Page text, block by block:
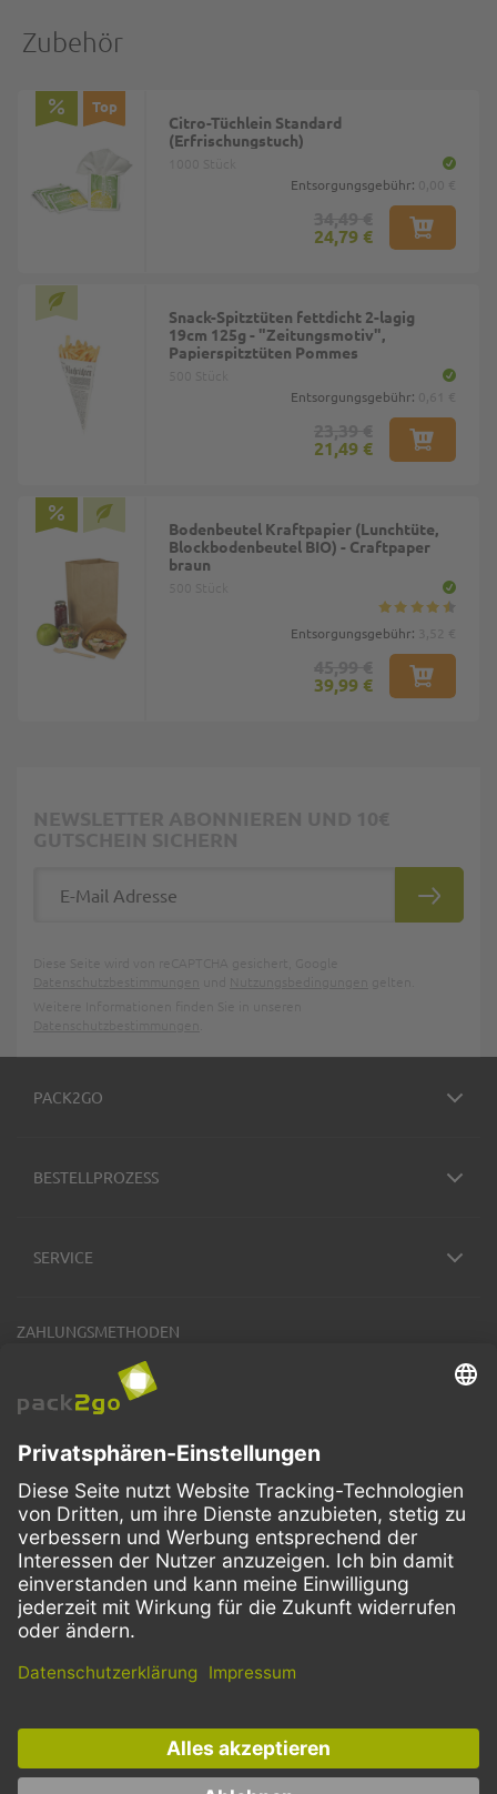
Zubehör
Top
Citro-Tüchlein Standard
(Erfrischungstuch)
Entsorgungsgebühr:
24,79 €
Snack-Spitztüten fettdicht 2-lagig
19cm 125g - "Zeitungsmotiv",
Papierspitztüten Pommes
Entsorgungsgebühr:
21,49 €
Bodenbeutel Kraftpapier (Lunchtüte,
Blockbodenbeutel BIO) - Craftpaper
braun
Entsorgungsgebühr:
39,99 €
PACK2GO
BESTELLPROZESS
SERVICE
ZAHLUNGSMETHODEN
VERSANDARTEN
FacebookInstagramLinkedIn